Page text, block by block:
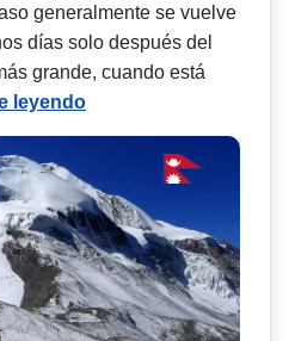
generalmente se vuelve
días solo después del
grande, cuando está
leyendo